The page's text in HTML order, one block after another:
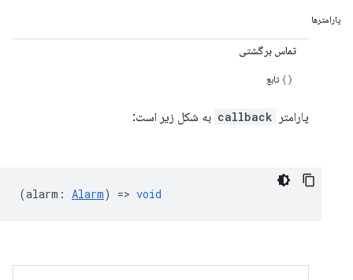
پارامترها
تماس برگشتی
تابع
پارامتر callback به شکل زیر است:
(alarm : Alarm) => void